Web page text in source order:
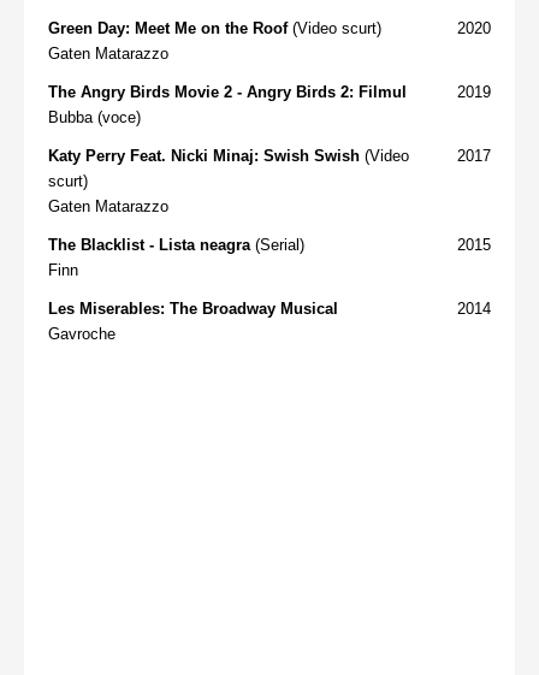
2020
Green Day: Meet Me on the Roof (Video scurt)
Gaten Matarazzo
2019
The Angry Birds Movie 2 - Angry Birds 2: Filmul
Bubba (voce)
2017
Katy Perry Feat. Nicki Minaj: Swish Swish (Video
scurt)
Gaten Matarazzo
2015
The Blacklist - Lista neagra (Serial)
Finn
2014
Les Miserables: The Broadway Musical
Gavroche